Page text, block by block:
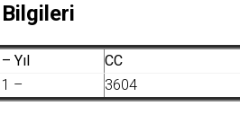
Yıl CC
– 3604